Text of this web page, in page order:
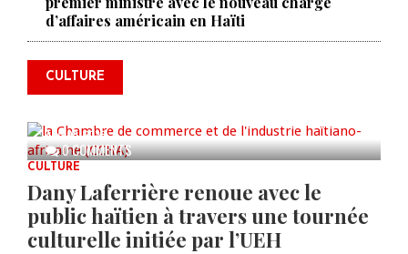
d’affaires américain en Haïti
CULTURE
0 COMMENTS
l'industrie haïtiano-africaine
annonce des activités pour
commémorer le 235e
anniversaire de la cérémonie du
AUG 05, 2026
CULTURE
Dany Laferrière renoue avec le
public haïtien à travers une tournée
culturelle initiée par l’UEH